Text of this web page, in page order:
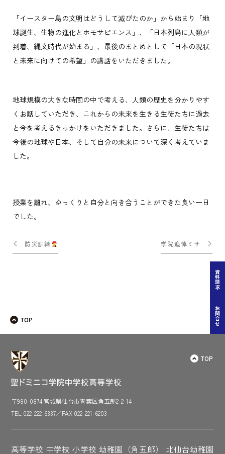
「イースター島の文明はどうして滅びたのか」から始まり「地
球誕生、生物の進化とホモサピエンス」、「日本列島に人類が
到着、縄文時代が始まる」、最後のまとめとして「日本の現状
と未来に向けての希望」の講話をいただきました。
地球規模の大きな時間の中で考える、人類の歴史を分かりやす
くお話していただき、これからの未来を生きる生徒たちに過去
と今を考えるきっかけをいただきました。さらに、生徒たちは
今後の地球や日本、そして自分の未来について深く考えていま
した。
授業を離れ、ゆっくりと自分と向き合うことができた良い一日
でした。
投
稿
ショ
防災訓練 学院追悼ミサ
TOP
資料請求
お問合せ
TOP
〒980-0874 宮城県仙台市青葉区角五郎2-2-14
TEL 022-222-6337／FAX 022-221-6203
高等学校 中学校 小学校 幼稚園（角五郎） 北仙台幼稚園